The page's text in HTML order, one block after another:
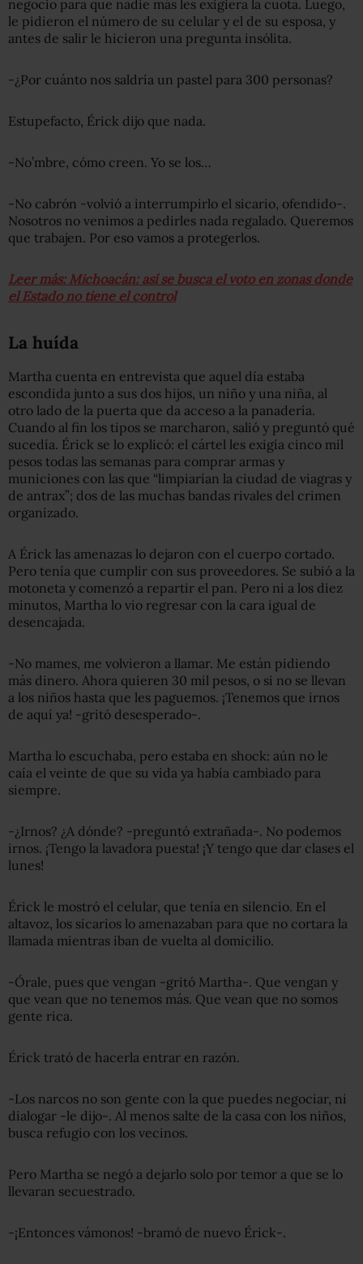
negocio para que nadie más les exigiera la cuota. Luego,
le pidieron el número de su celular y el de su esposa, y
antes de salir le hicieron una pregunta insólita.
-¿Por cuánto nos saldría un pastel para 300 personas?
Estupefacto, Érick dijo que nada.
-No’mbre, cómo creen. Yo se los…
-No cabrón -volvió a interrumpirlo el sicario, ofendido-.
Nosotros no venimos a pedirles nada regalado. Queremos
que trabajen. Por eso vamos a protegerlos.
Leer más: Michoacán: así se busca el voto en zonas donde
el Estado no tiene el control
La huída
Martha cuenta en entrevista que aquel día estaba
escondida junto a sus dos hijos, un niño y una niña, al
otro lado de la puerta que da acceso a la panadería.
Cuando al fin los tipos se marcharon, salió y preguntó qué
sucedía. Érick se lo explicó: el cártel les exigía cinco mil
pesos todas las semanas para comprar armas y
municiones con las que “limpiarían la ciudad de viagras y
de antrax”; dos de las muchas bandas rivales del crimen
organizado.
A Érick las amenazas lo dejaron con el cuerpo cortado.
Pero tenía que cumplir con sus proveedores. Se subió a la
motoneta y comenzó a repartir el pan. Pero ni a los diez
minutos, Martha lo vio regresar con la cara igual de
desencajada.
-No mames, me volvieron a llamar. Me están pidiendo
más dinero. Ahora quieren 30 mil pesos, o si no se llevan
a los niños hasta que les paguemos. ¡Tenemos que irnos
de aquí ya! -gritó desesperado-.
Martha lo escuchaba, pero estaba en shock: aún no le
caía el veinte de que su vida ya había cambiado para
siempre.
-¿Irnos? ¿A dónde? -preguntó extrañada-. No podemos
irnos. ¡Tengo la lavadora puesta! ¡Y tengo que dar clases el
lunes!
Érick le mostró el celular, que tenía en silencio. En el
altavoz, los sicarios lo amenazaban para que no cortara la
llamada mientras iban de vuelta al domicilio.
-Órale, pues que vengan -gritó Martha-. Que vengan y
que vean que no tenemos más. Que vean que no somos
gente rica.
Érick trató de hacerla entrar en razón.
-Los narcos no son gente con la que puedes negociar, ni
dialogar -le dijo-. Al menos salte de la casa con los niños,
busca refugio con los vecinos.
Pero Martha se negó a dejarlo solo por temor a que se lo
llevaran secuestrado.
-¡Entonces vámonos! -bramó de nuevo Érick-.